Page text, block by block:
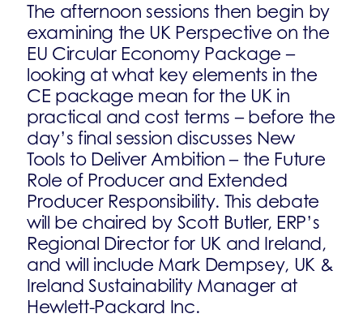
The afternoon sessions then begin by
examining the UK Perspective on the
EU Circular Economy Package –
looking at what key elements in the
CE package mean for the UK in
practical and cost terms – before the
day’s final session discusses New
Tools to Deliver Ambition – the Future
Role of Producer and Extended
Producer Responsibility. This debate
will be chaired by Scott Butler, ERP’s
Regional Director for UK and Ireland,
and will include Mark Dempsey, UK &
Ireland Sustainability Manager at
Hewlett-Packard Inc.